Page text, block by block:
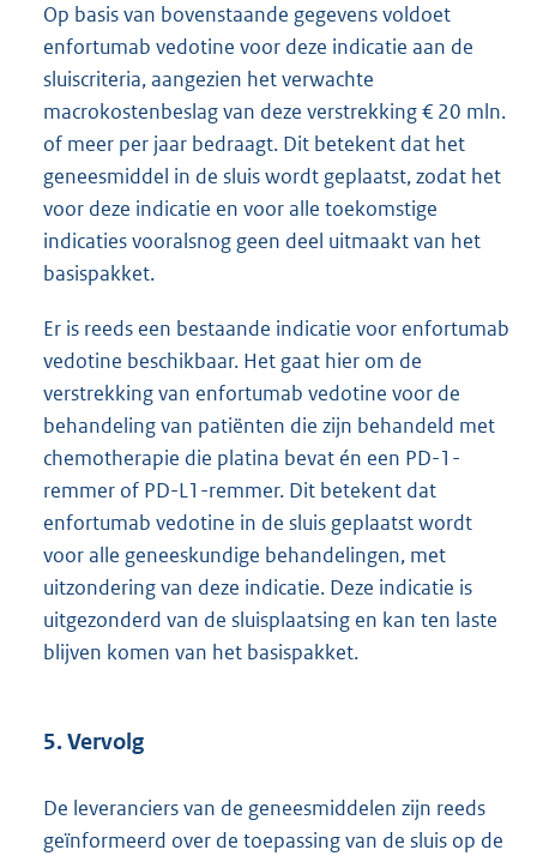
Op basis van bovenstaande gegevens voldoet
enfortumab vedotine voor deze indicatie aan de
sluiscriteria, aangezien het verwachte
macrokostenbeslag van deze verstrekking € 20 mln.
of meer per jaar bedraagt. Dit betekent dat het
geneesmiddel in de sluis wordt geplaatst, zodat het
voor deze indicatie en voor alle toekomstige
indicaties vooralsnog geen deel uitmaakt van het
basispakket.
Er is reeds een bestaande indicatie voor enfortumab
vedotine beschikbaar. Het gaat hier om de
verstrekking van enfortumab vedotine voor de
behandeling van patiënten die zijn behandeld met
chemotherapie die platina bevat én een PD-1-
remmer of PD-L1-remmer. Dit betekent dat
enfortumab vedotine in de sluis geplaatst wordt
voor alle geneeskundige behandelingen, met
uitzondering van deze indicatie. Deze indicatie is
uitgezonderd van de sluisplaatsing en kan ten laste
blijven komen van het basispakket.
5. Vervolg
De leveranciers van de geneesmiddelen zijn reeds
geïnformeerd over de toepassing van de sluis op de